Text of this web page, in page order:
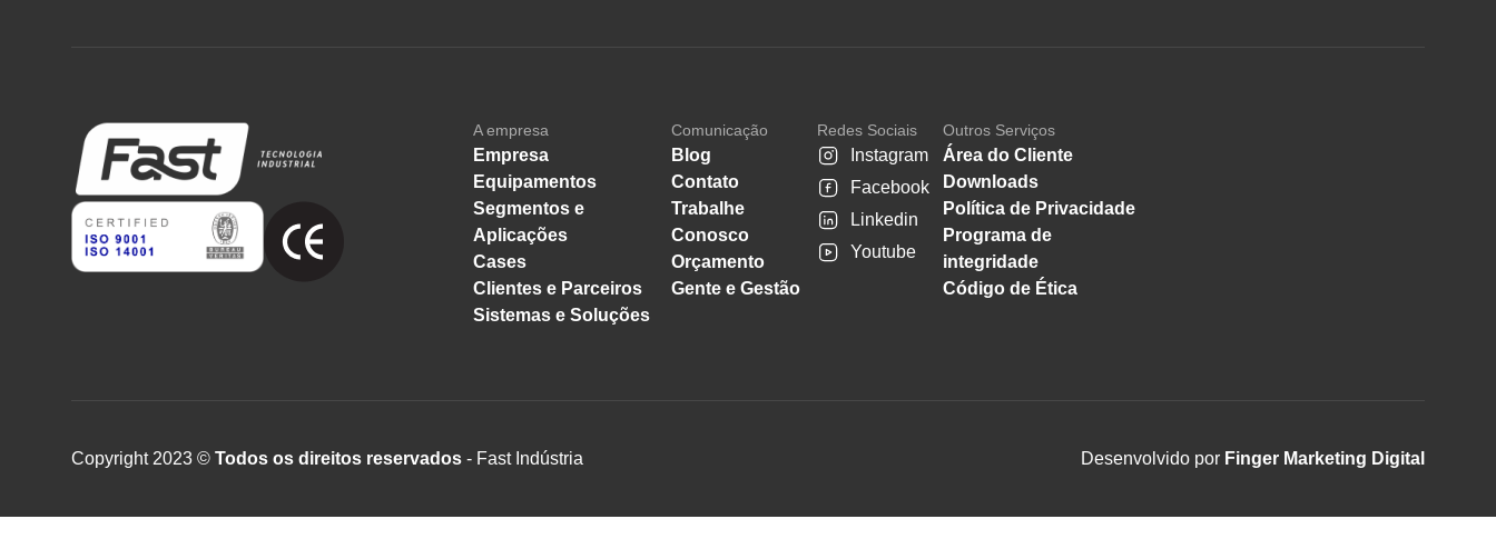
A empresa
Empresa
Equipamentos
Segmentos e
Aplicações
Cases
Clientes e Parceiros
Sistemas e Soluções
Comunicação
Blog
Contato
Trabalhe
Conosco
Orçamento
Gente e Gestão
Redes Sociais
Instagram
Facebook
Linkedin
Youtube
Outros Serviços
Área do Cliente
Downloads
Política de Privacidade
Programa de
integridade
Código de Ética
Copyright 2023 © Todos os direitos reservados - Fast Indústria Desenvolvido por Finger Marketing Digital